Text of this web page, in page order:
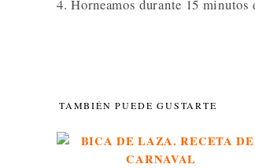
4. Horneamos durante 15 minutos
TAMBIÉN PUEDE GUSTARTE